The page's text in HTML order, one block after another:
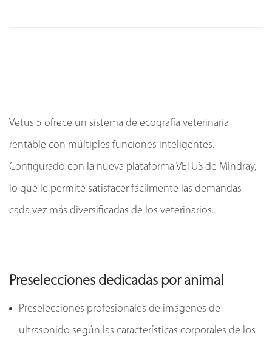
Vetus 5 ofrece un sistema de ecografía veterinaria
rentable con múltiples funciones inteligentes.
Configurado con la nueva plataforma VETUS de Mindray,
lo que le permite satisfacer fácilmente las demandas
cada vez más diversificadas de los veterinarios.
Preselecciones dedicadas por animal
Preselecciones profesionales de imágenes de
ultrasonido según las características corporales de los